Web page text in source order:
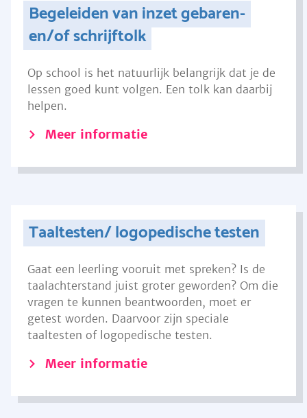
Begeleiden van inzet gebaren-
en/of schrijftolk
Op school is het natuurlijk belangrijk dat je de
lessen goed kunt volgen. Een tolk kan daarbij
helpen.
Meer informatie
Taaltesten/ logopedische testen
Gaat een leerling vooruit met spreken? Is de
taalachterstand juist groter geworden? Om die
vragen te kunnen beantwoorden, moet er
getest worden. Daarvoor zijn speciale
taaltesten of logopedische testen.
Meer informatie